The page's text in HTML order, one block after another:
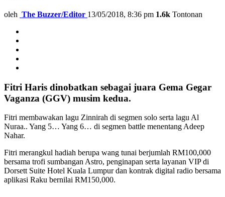
oleh The Buzzer/Editor 13/05/2018, 8:36 pm 1.6k Tontonan
Fitri Haris dinobatkan sebagai juara Gema Gegar
Vaganza (GGV) musim kedua.
Fitri membawakan lagu Zinnirah di segmen solo serta lagu Al
Nuraa.. Yang 5… Yang 6… di segmen battle menentang Adeep
Nahar.
Fitri merangkul hadiah berupa wang tunai berjumlah RM100,000
bersama trofi sumbangan Astro, penginapan serta layanan VIP di
Dorsett Suite Hotel Kuala Lumpur dan kontrak digital radio bersama
aplikasi Raku bernilai RM150,000.